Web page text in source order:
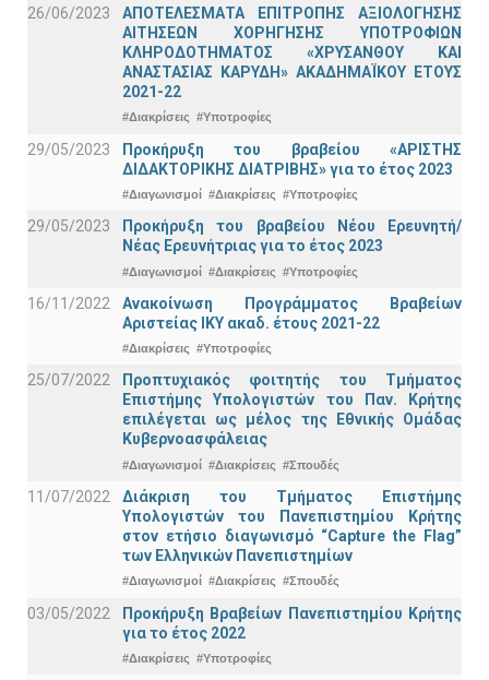
26/06/2023
ΑΠΟΤΕΛΕΣΜΑΤΑ ΕΠΙΤΡΟΠΗΣ ΑΞΙΟΛΟΓΗΣΗΣ
ΑΙΤΗΣΕΩΝ ΧΟΡΗΓΗΣΗΣ ΥΠΟΤΡΟΦΙΩΝ
ΚΛΗΡΟΔΟΤΗΜΑΤΟΣ «ΧΡΥΣΑΝΘΟΥ ΚΑΙ
ΑΝΑΣΤΑΣΙΑΣ ΚΑΡΥΔΗ» ΑΚΑΔΗΜΑΪΚΟΥ ΕΤΟΥΣ
2021-22
#Διακρίσεις #Υποτροφίες
29/05/2023
Προκήρυξη του βραβείου «ΑΡΙΣΤΗΣ
ΔΙΔΑΚΤΟΡΙΚΗΣ ΔΙΑΤΡΙΒΗΣ» για το έτος 2023
#Διαγωνισμοί #Διακρίσεις #Υποτροφίες
29/05/2023
Προκήρυξη του βραβείου Νέου Ερευνητή/
Νέας Ερευνήτριας για το έτος 2023
#Διαγωνισμοί #Διακρίσεις #Υποτροφίες
16/11/2022
Ανακοίνωση Προγράμματος Βραβείων
Αριστείας ΙΚΥ ακαδ. έτους 2021-22
#Διακρίσεις #Υποτροφίες
25/07/2022
Προπτυχιακός φοιτητής του Τμήματος
Επιστήμης Υπολογιστών του Παν. Κρήτης
επιλέγεται ως μέλος της Εθνικής Ομάδας
Κυβερνοασφάλειας
#Διαγωνισμοί #Διακρίσεις #Σπουδές
11/07/2022
Διάκριση του Τμήματος Επιστήμης
Υπολογιστών του Πανεπιστημίου Κρήτης
στον ετήσιο διαγωνισμό “Capture the Flag”
των Ελληνικών Πανεπιστημίων
#Διαγωνισμοί #Διακρίσεις #Σπουδές
03/05/2022
Προκήρυξη Βραβείων Πανεπιστημίου Κρήτης
για το έτος 2022
#Διακρίσεις #Υποτροφίες